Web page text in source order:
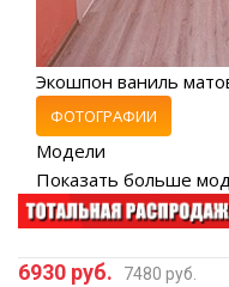
Экошпон ваниль
ФОТОГРАФИИ
Модели
Показать больше
6930 руб. 7480 руб.